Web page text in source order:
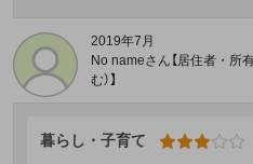
2019年7月
No nameさん【居住者・所
む）】
暮らし・子育て